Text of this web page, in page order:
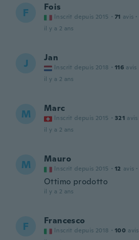
F Fois
Inscrit depuis 2015 · 71 avis ·
il y a 2 ans
J Jan
Inscrit depuis 2018 · 116 avis
il y a 2 ans
M Marc
Inscrit depuis 2015 · 321 avis
il y a 2 ans
M Mauro
Inscrit depuis 2015 · 12 avis ·
Ottimo prodotto
il y a 2 ans
F Francesco
Inscrit depuis 2018 · 100 avis